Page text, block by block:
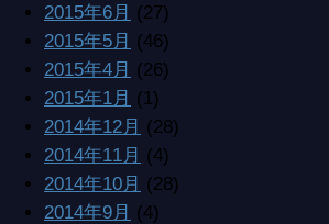
2015年6月 (27)
2015年5月 (46)
2015年4月 (26)
2015年1月 (1)
2014年12月 (28)
2014年11月 (4)
2014年10月 (28)
2014年9月 (4)